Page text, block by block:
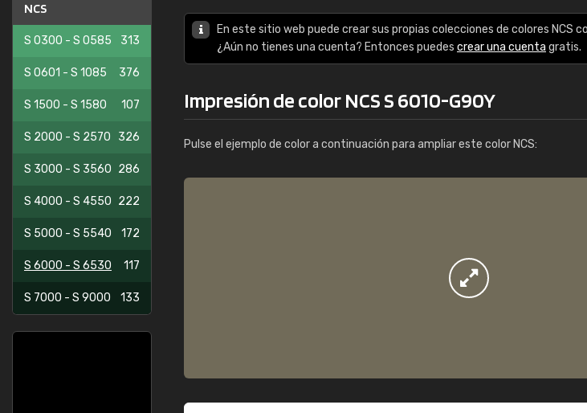
NCS
S 0300 - S 0585 313
S 0601 - S 1085 376
S 1500 - S 1580 107
S 2000 - S 2570 326
S 3000 - S 3560 286
S 4000 - S 4550 222
S 5000 - S 5540 172
S 6000 - S 6530 117
S 7000 - S 9000 133
En este sitio web puede crear sus propias colecciones de colores NCS
¿Aún no tienes una cuenta? Entonces puedes crear una cuenta gratis.
Impresión de color NCS S 6010-G90Y
Pulse el ejemplo de color a continuación para ampliar este color NCS: